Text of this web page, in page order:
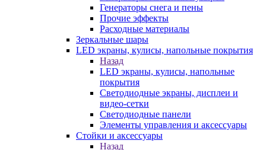
Генераторы снега и пены
Прочие эффекты
Расходные материалы
Зеркальные шары
LED экраны, кулисы, напольные покрытия
Назад
LED экраны, кулисы, напольные
покрытия
Светодиодные экраны, дисплеи и
видео-сетки
Светодиодные панели
Элементы управления и аксессуары
Стойки и аксессуары
Назад